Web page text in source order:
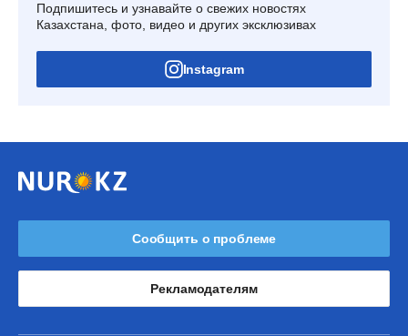
Подпишитесь и узнавайте о свежих новостях
Казахстана, фото, видео и других эксклюзивах
Instagram
Сообщить о проблеме
Рекламодателям